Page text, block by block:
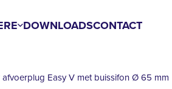
DOWNLOADSCONTACT
afvoerplug Easy V met buissifon Ø 65 mm